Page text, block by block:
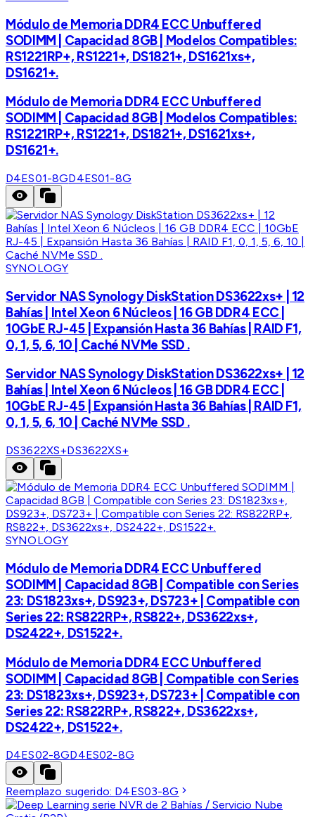
Módulo de Memoria DDR4 ECC Unbuffered
SODIMM | Capacidad 8GB | Modelos Compatibles:
RS1221RP+, RS1221+, DS1821+, DS1621xs+,
DS1621+.
Módulo de Memoria DDR4 ECC Unbuffered
SODIMM | Capacidad 8GB | Modelos Compatibles:
RS1221RP+, RS1221+, DS1821+, DS1621xs+,
DS1621+.
D4ES01-8GD4ES01-8G
SYNOLOGY
Servidor NAS Synology DiskStation DS3622xs+ | 12
Bahías | Intel Xeon 6 Núcleos | 16 GB DDR4 ECC |
10GbE RJ-45 | Expansión Hasta 36 Bahías | RAID F1,
0, 1, 5, 6, 10 | Caché NVMe SSD .
Servidor NAS Synology DiskStation DS3622xs+ | 12
Bahías | Intel Xeon 6 Núcleos | 16 GB DDR4 ECC |
10GbE RJ-45 | Expansión Hasta 36 Bahías | RAID F1,
0, 1, 5, 6, 10 | Caché NVMe SSD .
DS3622XS+DS3622XS+
SYNOLOGY
Módulo de Memoria DDR4 ECC Unbuffered
SODIMM | Capacidad 8GB | Compatible con Series
23: DS1823xs+, DS923+, DS723+ | Compatible con
Series 22: RS822RP+, RS822+, DS3622xs+,
DS2422+, DS1522+.
Módulo de Memoria DDR4 ECC Unbuffered
SODIMM | Capacidad 8GB | Compatible con Series
23: DS1823xs+, DS923+, DS723+ | Compatible con
Series 22: RS822RP+, RS822+, DS3622xs+,
DS2422+, DS1522+.
D4ES02-8GD4ES02-8G
Reemplazo sugerido: D4ES03-8G